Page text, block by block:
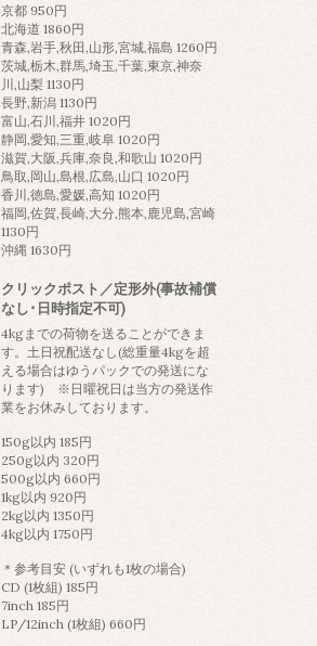
京都 950円
北海道 1860円
青森,岩手,秋田,山形,宮城,福島 1260円
茨城,栃木,群馬,埼玉,千葉,東京,神奈
川,山梨 1130円
長野,新潟 1130円
富山,石川,福井 1020円
静岡,愛知,三重,岐阜 1020円
滋賀,大阪,兵庫,奈良,和歌山 1020円
鳥取,岡山,島根,広島,山口 1020円
香川,徳島,愛媛,高知 1020円
福岡,佐賀,長崎,大分,熊本,鹿児島,宮崎
1130円
沖縄 1630円
クリックポスト／定形外(事故補償
なし･日時指定不可)
4kgまでの荷物を送ることができま
す。土日祝配送なし(総重量4kgを超
える場合はゆうパックでの発送にな
ります) ※日曜祝日は当方の発送作
業をお休みしております。
150g以内 185円
250g以内 320円
500g以内 660円
1kg以内 920円
2kg以内 1350円
4kg以内 1750円
＊参考目安 (いずれも1枚の場合)
CD (1枚組) 185円
7inch 185円
LP/12inch (1枚組) 660円